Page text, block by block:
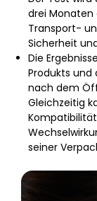
drei
Transport-
Sicherheit
Die
Produkts
nach dem
Gleichzeitig
seiner